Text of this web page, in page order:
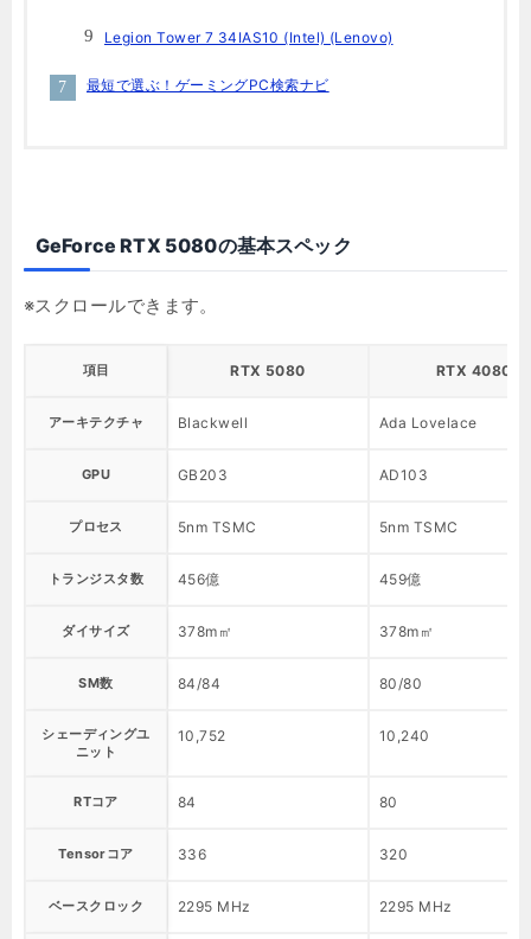
Legion Tower 7 34IAS10 (Intel) (Lenovo)
最短で選ぶ！ゲーミングPC検索ナビ
GeForce RTX 5080の基本スペック
項目 RTX 5080 RTX 4080
アーキテクチャ Blackwell Ada Lovelace
GPU GB203 AD103
プロセス 5nm TSMC 5nm TSMC
トランジスタ数 456億 459億
ダイサイズ 378m㎡ 378m㎡
SM数 84/84 80/80
シェーディングユ
ニット
10,752 10,240
RTコア 84 80
Tensorコア 336 320
ベースクロック 2295 MHz 2295 MHz